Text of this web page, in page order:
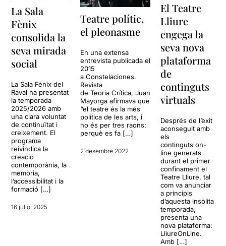
La Sala
Fènix
consolida la
seva mirada
social
La Sala Fènix del
Raval ha presentat
la temporada
2025/2026 amb
una clara voluntat
de continuïtat i
creixement. El
programa
reivindica la
creació
contemporània, la
memòria,
l’accessibilitat i la
formació […]
16 juliol 2025
Teatre polític,
el pleonasme
En una extensa
entrevista publicada el
2015
a Constelaciones.
Revista
de Teoria Crítica, Juan
Mayorga afirmava que
“el teatre és la més
política de les arts, i
ho és per tres raons:
perquè es fa […]
2 desembre 2022
El Teatre
Lliure
engega la
seva nova
plataforma
de
continguts
virtuals
Després de l’èxit
aconseguit amb
els
continguts on-
line generats
durant el primer
confinament el
Teatre Lliure, tal
com va anunciar
a principis
d’aquesta insòlita
temporada,
presenta una
nova plataforma:
LliureOnLine.
Amb […]